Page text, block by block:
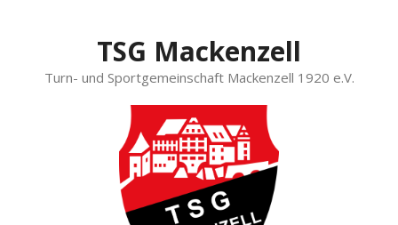
TSG Mackenzell
Turn- und Sportgemeinschaft Mackenzell 1920 e.V.